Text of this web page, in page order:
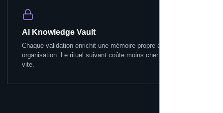
AI Knowledge Vault
Chaque validation enrichit une mémoire propre à votre
organisation. Le rituel suivant coûte moins cher et va plus
vite.